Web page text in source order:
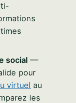
social —
pour
virtuel au
les